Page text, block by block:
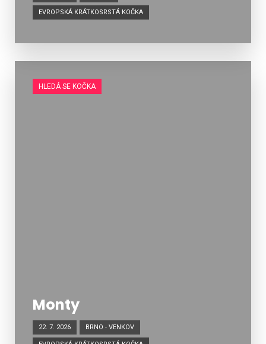
EVROPSKÁ KRÁTKOSRSTÁ KOČKA
HLEDÁ SE KOČKA
Monty
22. 7. 2026 BRNO - VENKOV